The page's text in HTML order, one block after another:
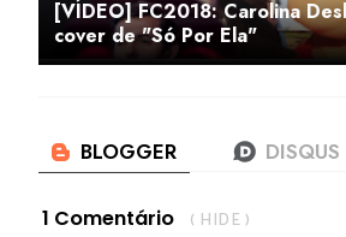
[VÍDEO] FC2018: Carolina
cover de "Só Por Ela"
1 Comentário ( HIDE )